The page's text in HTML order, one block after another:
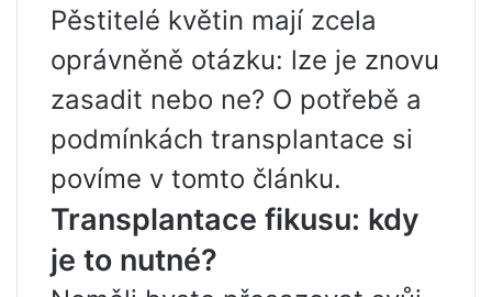
Pěstitelé květin mají zcela
oprávněně otázku: lze je znovu
zasadit nebo ne? O potřebě a
podmínkách transplantace si
povíme v tomto článku.
Transplantace fikusu: kdy
je to nutné?